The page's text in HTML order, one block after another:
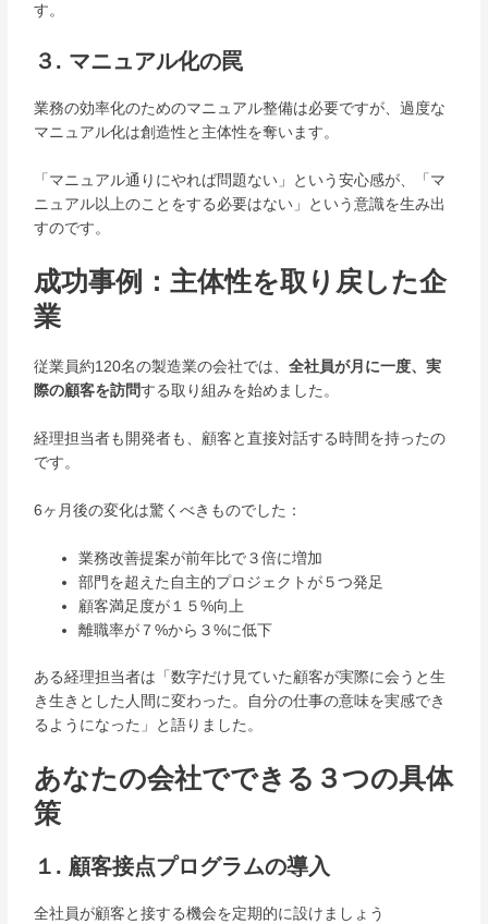
す。
３. マニュアル化の罠
業務の効率化のためのマニュアル整備は必要ですが、過度な
マニュアル化は創造性と主体性を奪います。
「マニュアル通りにやれば問題ない」という安心感が、「マ
ニュアル以上のことをする必要はない」という意識を生み出
すのです。
成功事例：主体性を取り戻した企
業
従業員約120名の製造業の会社では、全社員が月に一度、実
際の顧客を訪問する取り組みを始めました。
経理担当者も開発者も、顧客と直接対話する時間を持ったの
です。
6ヶ月後の変化は驚くべきものでした：
業務改善提案が前年比で３倍に増加
部門を超えた自主的プロジェクトが５つ発足
顧客満足度が１５%向上
離職率が７%から３%に低下
ある経理担当者は「数字だけ見ていた顧客が実際に会うと生
き生きとした人間に変わった。自分の仕事の意味を実感でき
るようになった」と語りました。
あなたの会社でできる３つの具体
策
１. 顧客接点プログラムの導入
全社員が顧客と接する機会を定期的に設けましょう